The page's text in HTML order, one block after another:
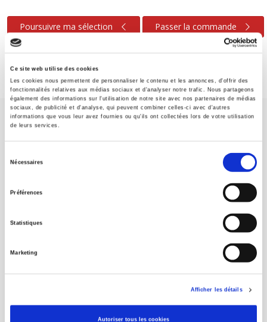
Ce site web utilise des cookies
Les cookies nous permettent de personnaliser le contenu et les annonces, d'offrir des
fonctionnalités relatives aux médias sociaux et d'analyser notre trafic. Nous partageons
également des informations sur l'utilisation de notre site avec nos partenaires de médias
sociaux, de publicité et d'analyse, qui peuvent combiner celles-ci avec d'autres
informations que vous leur avez fournies ou qu'ils ont collectées lors de votre utilisation
de leurs services.
Nécessaires
Préférences
Statistiques
Marketing
Afficher les détails
Autoriser tous les cookies
Poursuivre ma sélection Passer la commande
Maison d'édition dédiée aux sciences humaines et sociales, les
Presses de Sciences Po participent depuis leur création en 1976
à la transmission des savoirs et des idées
FOREIGN RIGHTS
POUR LES LIBRAIRES
MON COMPTE